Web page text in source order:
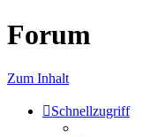
Forum
Zum Inhalt
Schnellzugriff